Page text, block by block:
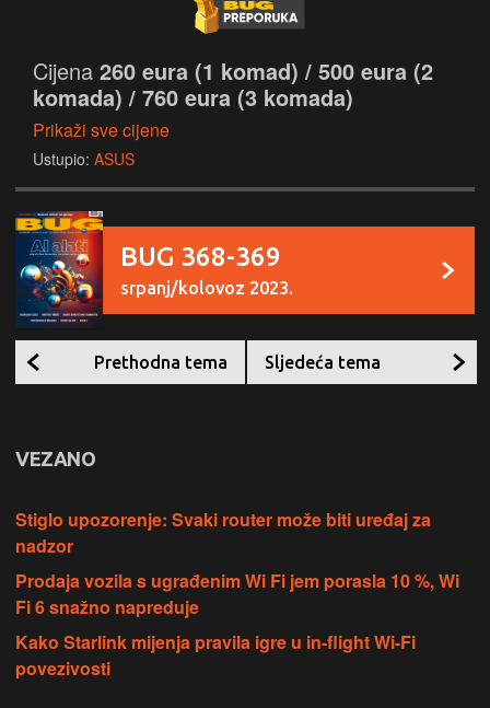
Cijena 260 eura (1 komad) / 500 eura (2
komada) / 760 eura (3 komada)
Prikaži sve cijene
Ustupio: ASUS
BUG 368-369
srpanj/kolovoz 2023.
Prethodna tema Sljedeća tema
VEZANO
Stiglo upozorenje: Svaki router može biti uređaj za
nadzor
Prodaja vozila s ugrađenim Wi Fi jem porasla 10 %, Wi
Fi 6 snažno napreduje
Kako Starlink mijenja pravila igre u in-flight Wi-Fi
povezivosti